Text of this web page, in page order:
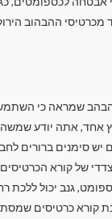
מכרטיסי ההבהוב
שמראה כי
אחד, אתה יודע
סימנים ברורים
של קורא
גנב יכול ללכת
קורא כרטיסים